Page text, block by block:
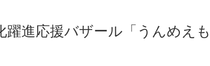
躍進応援バザール「うんめえも